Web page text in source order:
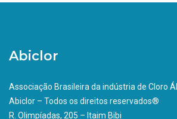
Abiclor
Associação Brasileira da indústria de Cloro
Abiclor – Todos os direitos reservados®
R. Olimpíadas, 205 – Itaim Bibi